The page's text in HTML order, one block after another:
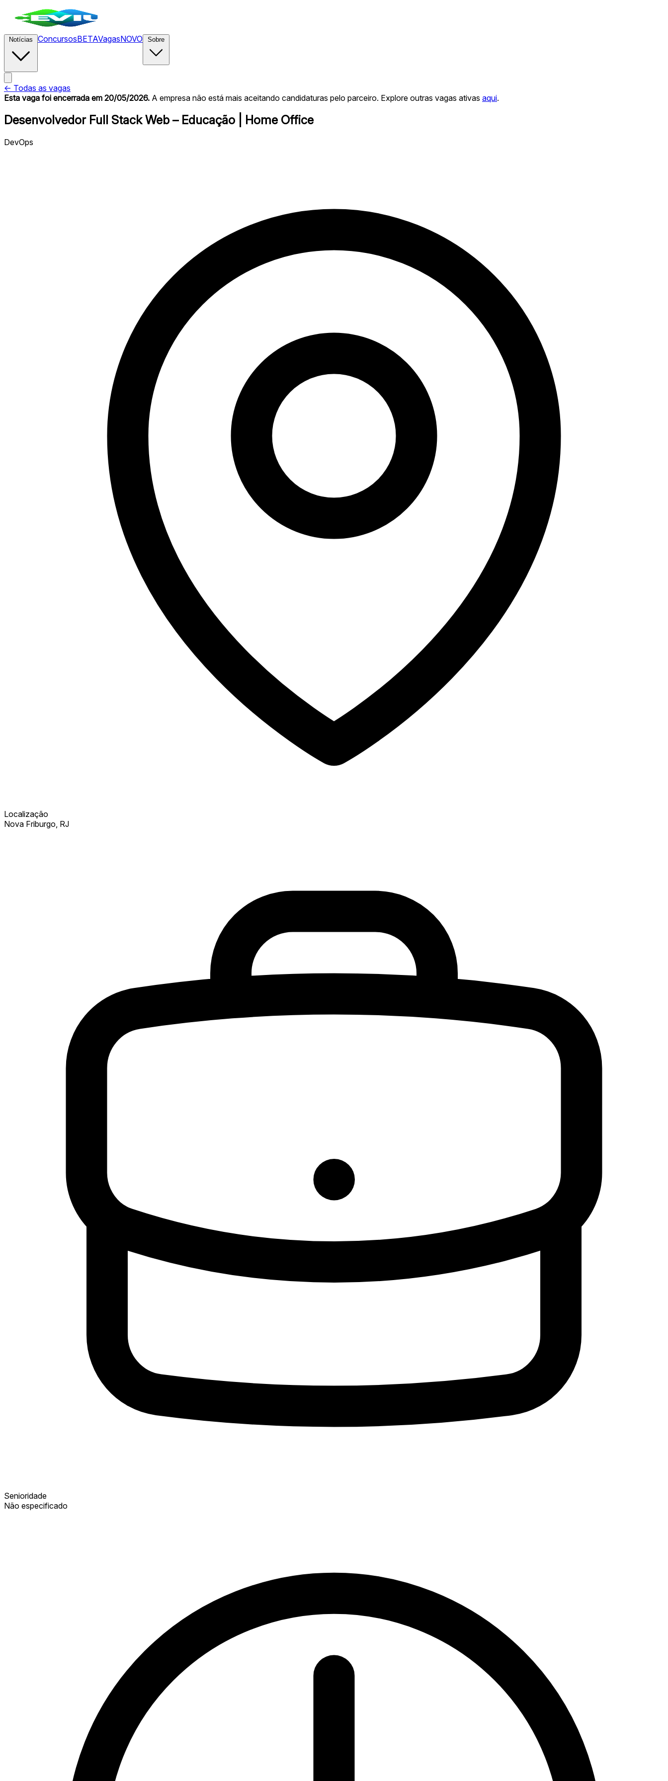
ConcursosBETAVagasNOVO
← Todas as vagas
Esta vaga foi encerrada em 20/05/2026. A empresa não está mais aceitando candidaturas pelo parceiro. Explore outras vagas ativas aqui.
Desenvolvedor Full Stack Web – Educação | Home Office
DevOps
Localização
Nova Friburgo, RJ
Senioridade
Não especificado